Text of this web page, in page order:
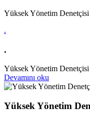
Yüksek Yönetim
.
.
Yüksek Yönetim
Devamını oku
Yüksek Yönetim